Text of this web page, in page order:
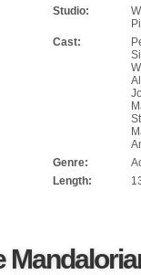
Studio:
Cast:
Genre:
Length: